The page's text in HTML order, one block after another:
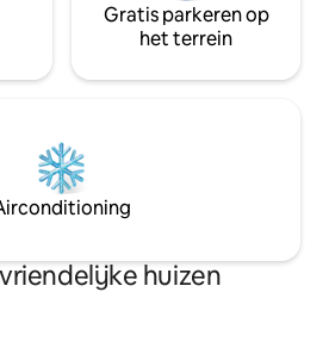
Gratis parkeren op
het terrein
huizen